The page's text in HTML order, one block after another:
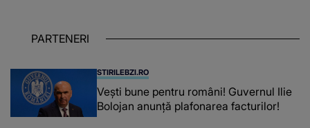
PARTENERI
STIRILEBZI.RO
Vești bune pentru români! Guvernul Ilie
Bolojan anunță plafonarea facturilor!